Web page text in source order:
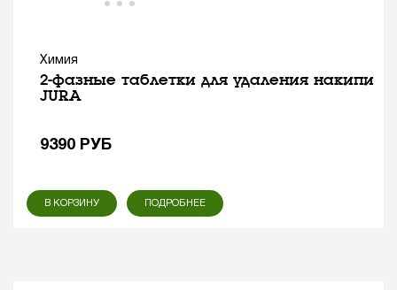
Химия
2-фазные таблетки для удаления накипи
JURA
9390 РУБ
В КОРЗИНУ ПОДРОБНЕЕ